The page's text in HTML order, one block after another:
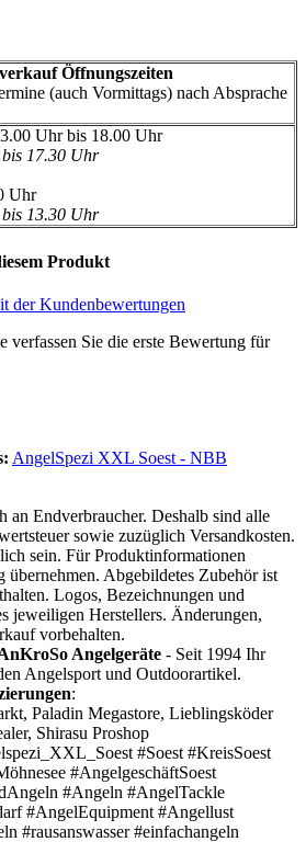
Öffnungszeiten
(auch Vormittags) nach Absprache
Uhr bis 18.00 Uhr
17.30 Uhr
Uhr
13.30 Uhr
Produkt
der Kundenbewertungen
verfassen Sie die erste Bewertung für
AngelSpezi XXL Soest - NBB
an Endverbraucher. Deshalb sind alle
sowie zuzüglich Versandkosten.
sein. Für Produktinformationen
Abgebildetes Zubehör ist
Logos, Bezeichnungen und
jeweiligen Herstellers. Änderungen,
vorbehalten.
Angelgeräte - Seit 1994 Ihr
Angelsport und Outdoorartikel.
:
Paladin Megastore, Lieblingsköder
Shirasu Proshop
#Soest #KreisSoest
#AngelgeschäftSoest
#Angeln #AngelTackle
#AngelEquipment #Angellust
#rausanswasser #einfachangeln